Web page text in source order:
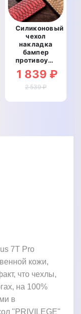
Силиконовый
чехол
накладка
бампер
противоударный
со
вставкой
из
кожи для
1 839 ₽
2 539 ₽
7T Pro
кожи,
что чехлы,
на 100%
в
"PRIVILEGE"